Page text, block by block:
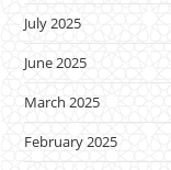
July 2025
June 2025
March 2025
February 2025